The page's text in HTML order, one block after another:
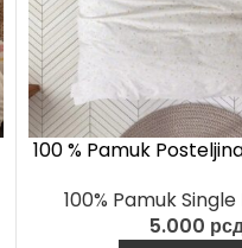
100 % Pamuk
100% Pamuk
5.000